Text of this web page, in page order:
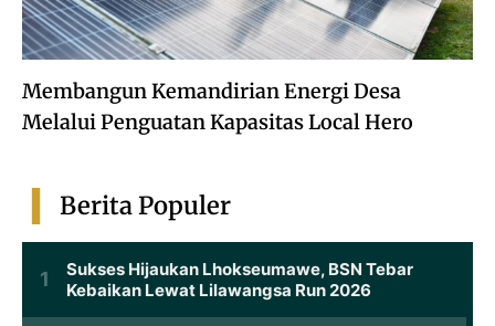
Membangun Kemandirian Energi Desa
Melalui Penguatan Kapasitas Local Hero
Berita Populer